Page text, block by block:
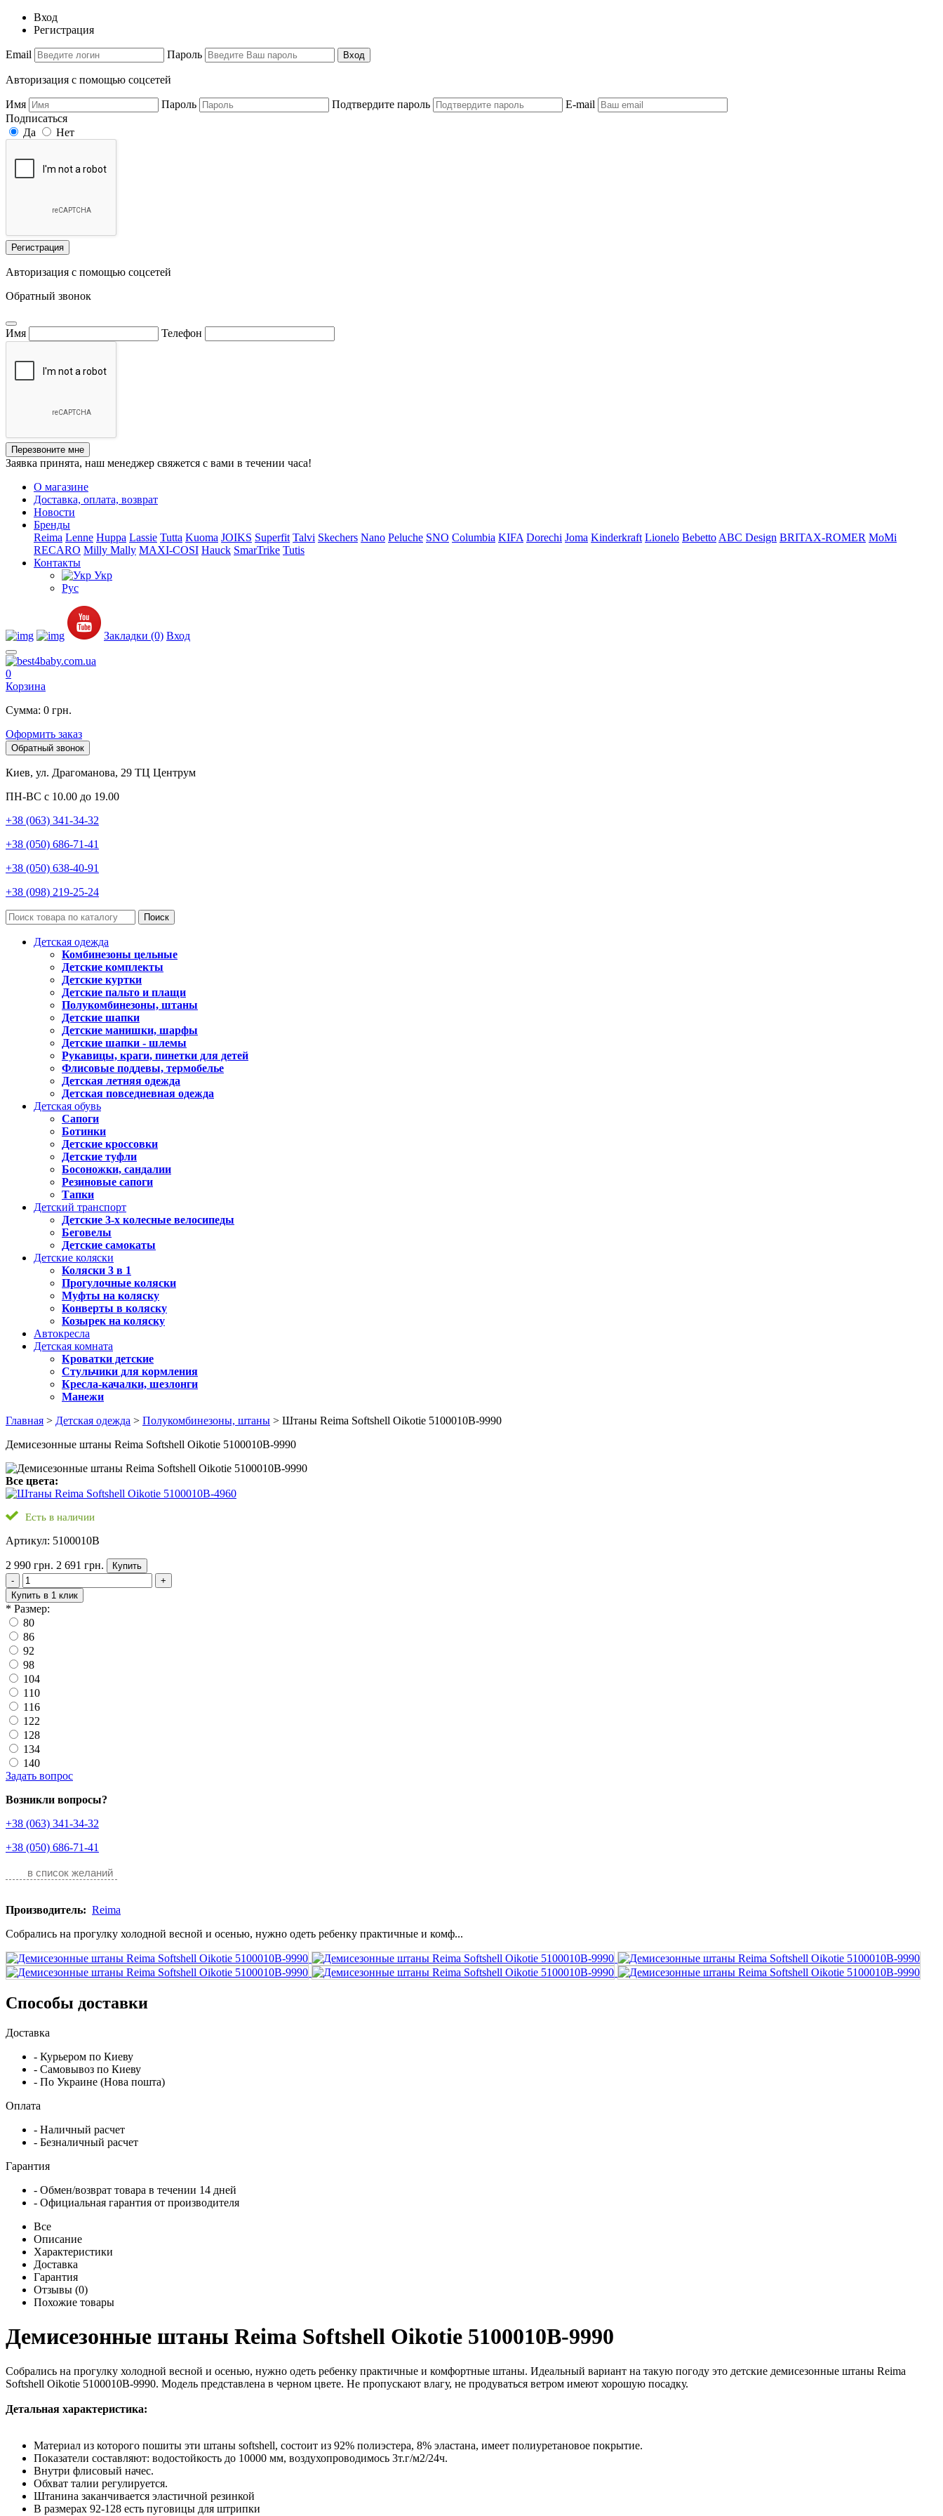
Вход
Регистрация
Email Пароль Вход
Авторизация с помощью соцсетей
Имя Пароль Подтвердите пароль
E-mail
Подписаться
Да
Нет
Регистрация
Авторизация с помощью соцсетей
Обратный звонок
Имя Телефон
Перезвоните мне
Заявка принята, наш менеджер свяжется с вами в течении часа!
О магазине
Доставка, оплата, возврат
Новости
Бренды
Reima Lenne Huppa Lassie Tutta Kuoma JOIKS Superfit Talvi Skechers Nano Peluche SNO Columbia KIFA Dorechi Joma Kinderkraft Lionelo Bebetto ABC Design BRITAX-ROMER MoMi
RECARO Milly Mally MAXI-COSI Hauck SmarTrike Tutis
Контакты
Укр
Рус
Закладки (0) Вход
0
Корзина
Сумма: 0 грн.
Оформить заказ
Обратный звонок
Киев, ул. Драгоманова, 29 ТЦ Центрум
ПН-ВС с 10.00 до 19.00
+38 (063) 341-34-32
+38 (050) 686-71-41
+38 (050) 638-40-91
+38 (098) 219-25-24
Поиск
Детская одежда
Комбинезоны цельные
Детские комплекты
Детские куртки
Детские пальто и плащи
Полукомбинезоны, штаны
Детские шапки
Детские манишки, шарфы
Детские шапки - шлемы
Рукавицы, краги, пинетки для детей
Флисовые поддевы, термобелье
Детская летняя одежда
Детская повседневная одежда
Детская обувь
Сапоги
Ботинки
Детские кроссовки
Детские туфли
Босоножки, сандалии
Резиновые сапоги
Тапки
Детский транспорт
Детские 3-х колесные велосипеды
Беговелы
Детские самокаты
Детские коляски
Коляски 3 в 1
Прогулочные коляски
Муфты на коляску
Конверты в коляску
Козырек на коляску
Автокресла
Детская комната
Кроватки детские
Стульчики для кормления
Кресла-качалки, шезлонги
Манежи
Главная > Детская одежда > Полукомбинезоны, штаны > Штаны Reima Softshell Oikotie 5100010B-9990
Демисезонные штаны Reima Softshell Oikotie 5100010B-9990
Все цвета:
Есть в наличии
Артикул: 5100010B
2 990 грн. 2 691 грн.
Купить
-
+
Купить в 1 клик
* Размер:
80
86
92
98
104
110
116
122
128
134
140
Задать вопрос
Возникли вопросы?
+38 (063) 341-34-32
+38 (050) 686-71-41
в список желаний
Производитель: Reima
Собрались на прогулку холодной весной и осенью, нужно одеть ребенку практичные и комф...
Способы доставки
Доставка
- Курьером по Киеву
- Самовывоз по Киеву
- По Украине (Нова пошта)
Оплата
- Наличный расчет
- Безналичный расчет
Гарантия
- Обмен/возврат товара в течении 14 дней
- Официальная гарантия от производителя
Все
Описание
Характеристики
Доставка
Гарантия
Отзывы (0)
Похожие товары
Демисезонные штаны Reima Softshell Oikotie 5100010B-9990
Собрались на прогулку холодной весной и осенью, нужно одеть ребенку практичные и комфортные штаны. Идеальный вариант на такую погоду это детские демисезонные штаны Reima
Softshell Oikotie 5100010B-9990. Модель представлена в черном цвете. Не пропускают влагу, не продуваться ветром имеют хорошую посадку.
Детальная характеристика:
Материал из которого пошиты эти штаны softshell, состоит из 92% полиэстера, 8% эластана, имеет полиуретановое покрытие.
Показатели составляют: водостойкость до 10000 мм, воздухопроводимось 3т.г/м2/24ч.
Внутри флисовый начес.
Обхват талии регулируется.
Штанина заканчивается эластичной резинкой
В размерах 92-128 есть пуговицы для штрипки